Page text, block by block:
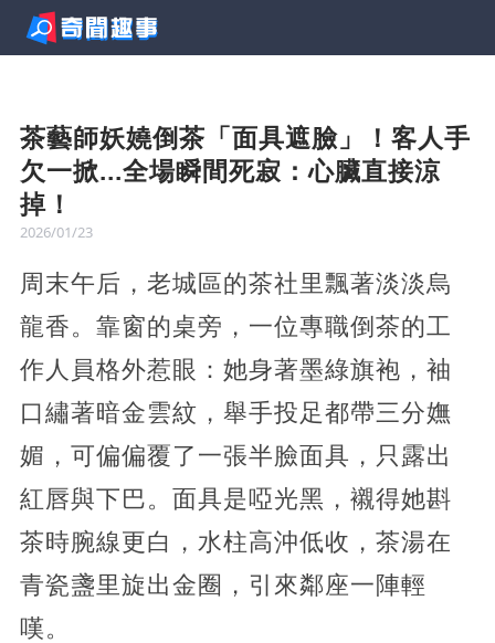
茶藝師妖嬈倒茶「面具遮臉」！客人手
欠一掀...全場瞬間死寂：心臟直接涼
掉！
2026/01/23
周末午后，老城區的茶社里飄著淡淡烏
龍香。靠窗的桌旁，一位專職倒茶的工
作人員格外惹眼：她身著墨綠旗袍，袖
口繡著暗金雲紋，舉手投足都帶三分嫵
媚，可偏偏覆了一張半臉面具，只露出
紅唇與下巴。面具是啞光黑，襯得她斟
茶時腕線更白，水柱高沖低收，茶湯在
青瓷盞里旋出金圈，引來鄰座一陣輕
嘆。